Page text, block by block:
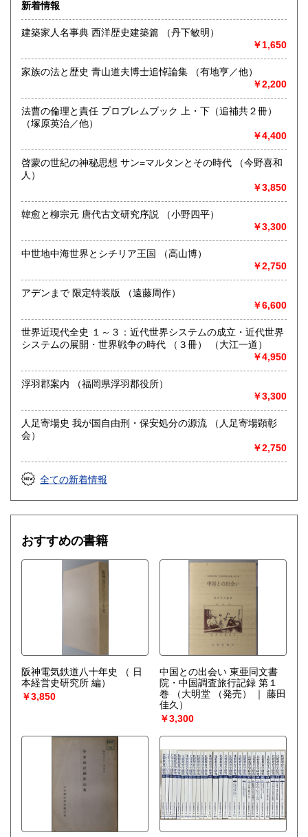
岡山県
徳島県 1,155円
香川県 1,155円 愛媛県 1,155円
高知県 福岡県
佐賀県 1,265円
熊本県 1,265円 大分県 1,265円
1,265円
沖縄県 1,540円
☆掲載中の商品は弊社ホームページ等にて販売のものもあ
り、売り切れの節はご容赦下さい。
☆登録書籍は店頭にはございません。倉庫で在庫管理をして
いますので、ご来店いただいてもお手に取ることができませ
ん。またお引渡しは日数がかかりますことをご承知くださ
い。店頭で購入希望の場合は事前にご連絡をお願いいたしま
☆弊社ホームページよりOnline目録がご覧頂けます。
☆土日祝日は休業のためその前後のご注文品はご連絡、ご発
送が遅くなりますことご承知ください。
☆海外発送はEMSのみを取り扱います。送付先は英文表記で
沿線名：地下鉄丸ノ内線/地下鉄南北線/都営三田線/地下鉄千
営業時間：10:00-17:00
定休日：土・日・祝日
書籍の買取について
☆昭和5年創業。数々の実績と経験で古書・古本を買取致しま
す☆
ご不要になったご蔵書、お引っ越しやリフォーム、ご退官、
故人蔵書のご整理、大量書籍のご処分、量に関わらずお困り
の際はお気軽にご相談ください。詳しくは買取専用サイトを
ご覧ください。
※ご相談お問い合わせはお電話・メール・FAXで承ります。
○ご整理されたい本のジャンル・分量・状態を大まかにお伝え
ください。
○お売りになりたい本の書名、リストなどをメールやFAXでお
量にかかわらずお見積を致します。
○出張買取の目安はお近くであれば古書の内容にもよります
が、300冊(ダンボール6箱)ぐらいから承ります。
○宅配買取はお電話・メール・FAXで本のジャンル・分量・状
態を事前にご連絡ください。
○店頭買取は、こちらは事務所のため直接お持ち込みをご希望
の方は事前にご連絡ください。尚、店頭買取は平日営業時間
内の対応とさせていただいております。
※買取対象
○バーコードISBNの有無に関わらず、専門書・叢書・全集・
雑誌の古書古本
○地図・写真・絵葉書・旅行パンフレットなどの古い紙資料
○和本、浮世絵や木版口絵の刷り物
幅広く対象にしておりますので、買取のご相談ご連絡をお
待ち申し上げております。
取り扱い分野
哲学宗教、歴史、社会科学、美術工芸、近代文献、趣味、サ
ブカルチャー、古書一般（その他）
新着情報
建築家人名事典 西洋歴史建築篇 （丹下敏明）
￥1,650
家族の法と歴史 青山道夫博士追悼論集 （有地亨／他）
￥2,200
法曹の倫理と責任 プロブレムブック 上・下（追補共２冊）
（塚原英治／他）
￥4,400
啓蒙の世紀の神秘思想 サン=マルタンとその時代 （今野喜和
人）
￥3,850
韓愈と柳宗元 唐代古文研究序説 （小野四平）
￥3,300
中世地中海世界とシチリア王国 （高山博）
￥2,750
アデンまで 限定特装版 （遠藤周作）
￥6,600
世界近現代全史 １～３：近代世界システムの成立・近代世界
システムの展開・世界戦争の時代 （３冊） （大江一道）
￥4,950
浮羽郡案内 （福岡県浮羽郡役所）
￥3,300
人足寄場史 我が国自由刑・保安処分の源流 （人足寄場顕彰
会）
￥2,750
全ての新着情報
おすすめの書籍
阪神電気鉄道八十年史
（ 日
本経営史研究所 編）
￥3,850
中国との出会い 東亜同文書
院・中国調査旅行記録 第１
巻
（大明堂 （発売） ｜ 藤田
佳久）
￥3,300